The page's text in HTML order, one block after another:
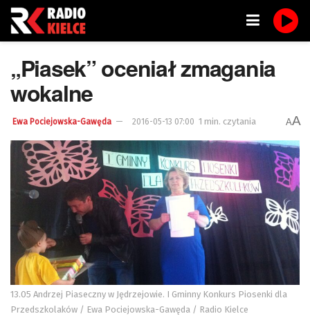
„Piasek” oceniał zmagania
wokalne
Ewa Pociejowska-Gawęda 2016-05-13 07:00 1 min. czytania AA
13.05 Andrzej Piaseczny w Jędrzejowie. I Gminny Konkurs Piosenki dla
Przedszkolaków / Ewa Pociejowska-Gawęda / Radio Kielce